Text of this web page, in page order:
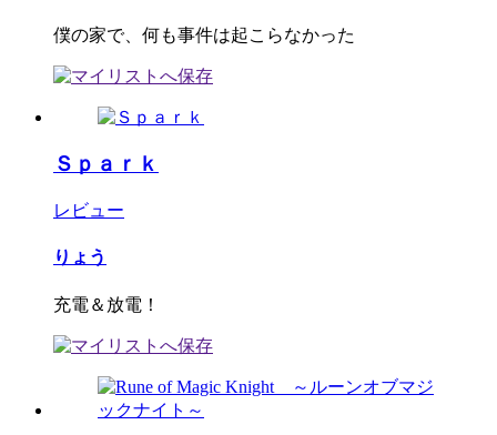
僕の家で、何も事件は起こらなかった
Ｓｐａｒｋ
レビュー
りょう
充電＆放電！